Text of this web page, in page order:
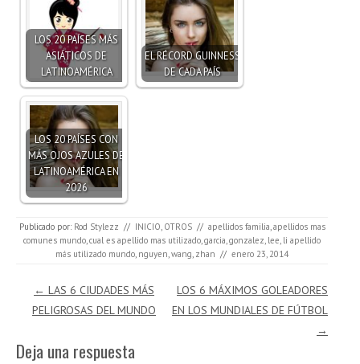
LOS 20 PAÍSES MÁS
ASIÁTICOS DE
LATINOAMÉRICA
EL RÉCORD GUINNESS
DE CADA PAÍS
LOS 20 PAÍSES CON
MÁS OJOS AZULES DE
LATINOAMÉRICA EN
2026
Publicado por: Rod Stylezz // INICIO OTROS // apellidos familia apellidos mas
comunes mundo cual es apellido mas utilizado garcia gonzalez lee li apellido
más utilizado mundo nguyen wang zhan // enero 23, 2014
Navegación de entradas
← LAS 6 CIUDADES MÁS
PELIGROSAS DEL MUNDO
LOS 6 MÁXIMOS GOLEADORES
EN LOS MUNDIALES DE FÚTBOL
→
Deja una respuesta